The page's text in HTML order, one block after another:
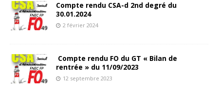
Compte rendu CSA-d 2nd degré du
30.01.2024
2 février 2024
Compte rendu FO du GT « Bilan de
rentrée » du 11/09/2023
12 septembre 2023